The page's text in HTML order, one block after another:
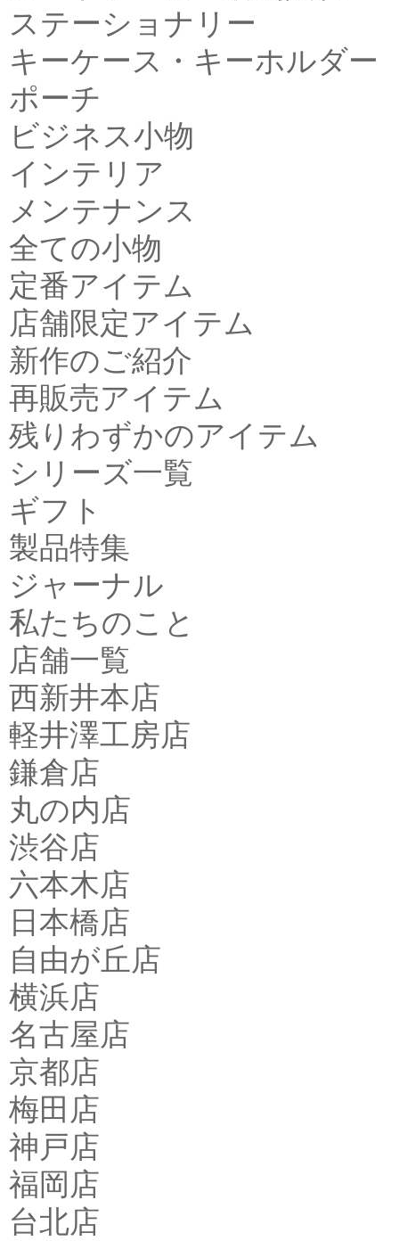
ステーショナリー
キーケース・キーホルダー
ポーチ
ビジネス小物
インテリア
メンテナンス
全ての小物
定番アイテム
店舗限定アイテム
新作のご紹介
再販売アイテム
残りわずかのアイテム
シリーズ一覧
ギフト
製品特集
ジャーナル
私たちのこと
店舗一覧
西新井本店
軽井澤工房店
鎌倉店
丸の内店
渋谷店
六本木店
日本橋店
自由が丘店
横浜店
名古屋店
京都店
梅田店
神戸店
福岡店
台北店